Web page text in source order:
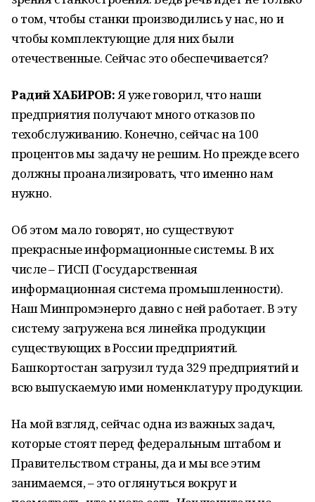
о том, чтобы станки производились у нас, но и
чтобы комплектующие для них были
отечественные. Сейчас это обеспечивается?
Радий ХАБИРОВ:Я уже говорил, что наши
предприятия получают много отказов по
техобслуживанию. Конечно, сейчас на 100
процентов мы задачу не решим. Но прежде всего
должны проанализировать, что именно нам
нужно.
Об этом мало говорят, но существуют
прекрасные информационные системы. В их
числе – ГИСП (Государственная
информационная система промышленности).
Наш Минпромэнерго давно с ней работает. В эту
систему загружена вся линейка продукции
существующих в России предприятий.
Башкортостан загрузил туда 329 предприятий и
всю выпускаемую ими номенклатуру продукции.
На мой взгляд, сейчас одна из важных задач,
которые стоят перед федеральным штабом и
Правительством страны, да и мы все этим
занимаемся, – это оглянуться вокруг и